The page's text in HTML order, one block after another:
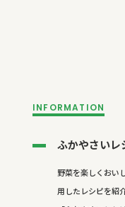
INFORMATION
ふかやさいレ
野菜を楽しくおい
用したレシピを紹